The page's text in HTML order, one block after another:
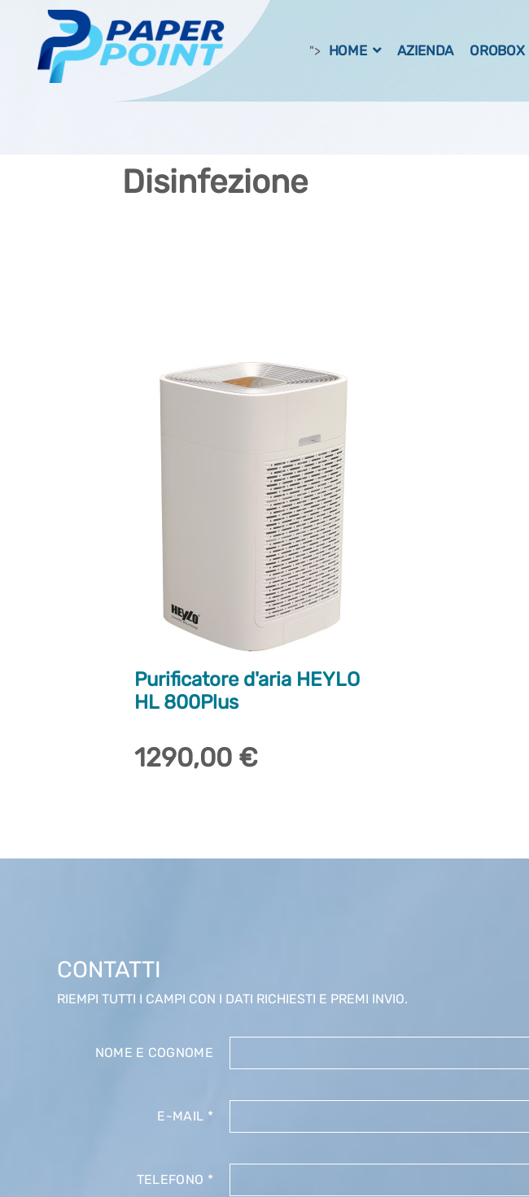
"> HOME AZIENDA OROBOX
Disinfezione
Purificatore d'aria HEYLO
HL 800Plus
1290,00 €
CONTATTI
RIEMPI TUTTI I CAMPI CON I DATI RICHIESTI E PREMI INVIO.
NOME E COGNOME
E-MAIL *
TELEFONO *